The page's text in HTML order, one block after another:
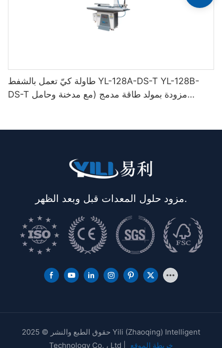
طاولة كيّ تعمل بالشفط YL-128A-DS-T YL-128B-
DS-T مزودة بمولد طاقة مدمج (مع مدخنة وحامل
مزود حلول المعدات قبل وبعد الظهر.
حقوق الطبع والنشر © 2025 Yili (Zhaoqing) Intelligent
Technology Co. ، Ltd |
خريطة الموقع